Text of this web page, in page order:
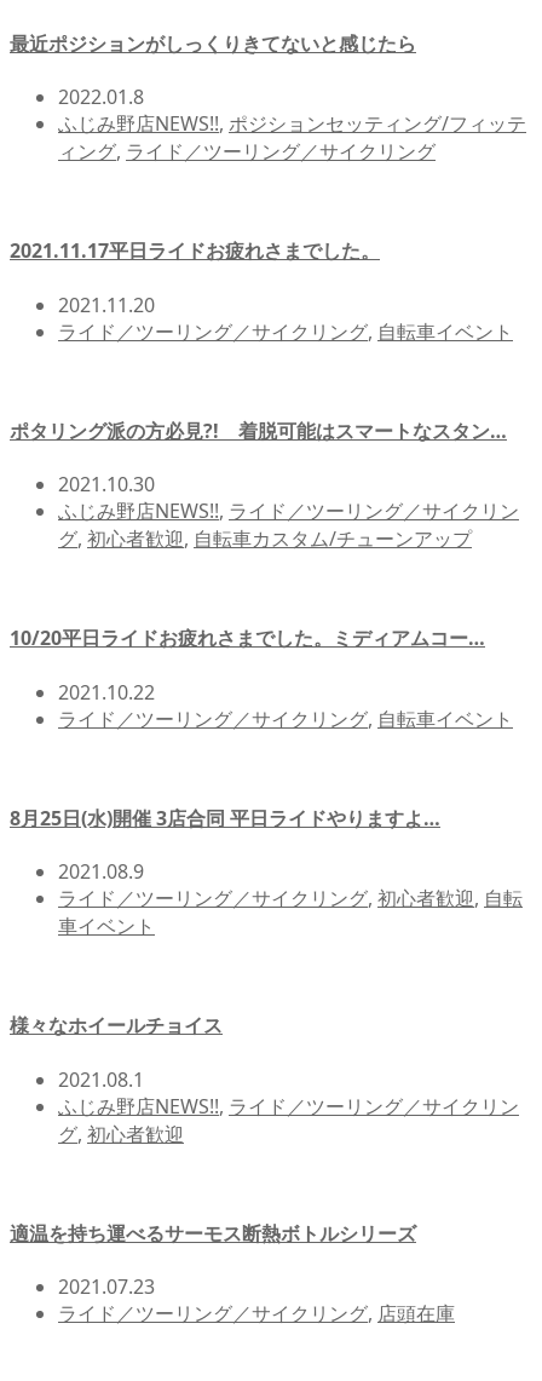
最近ポジションがしっくりきてないと感じたら
2022.01.8
ふじみ野店NEWS!!, ポジションセッティング/フィッテ
ィング, ライド／ツーリング／サイクリング
2021.11.17平日ライドお疲れさまでした。
2021.11.20
ライド／ツーリング／サイクリング, 自転車イベント
ポタリング派の方必見?! 着脱可能はスマートなスタン…
2021.10.30
ふじみ野店NEWS!!, ライド／ツーリング／サイクリン
グ, 初心者歓迎, 自転車カスタム/チューンアップ
10/20平日ライドお疲れさまでした。ミディアムコー…
2021.10.22
ライド／ツーリング／サイクリング, 自転車イベント
8月25日(水)開催 3店合同 平日ライドやりますよ…
2021.08.9
ライド／ツーリング／サイクリング, 初心者歓迎, 自転
車イベント
様々なホイールチョイス
2021.08.1
ふじみ野店NEWS!!, ライド／ツーリング／サイクリン
グ, 初心者歓迎
適温を持ち運べるサーモス断熱ボトルシリーズ
2021.07.23
ライド／ツーリング／サイクリング, 店頭在庫